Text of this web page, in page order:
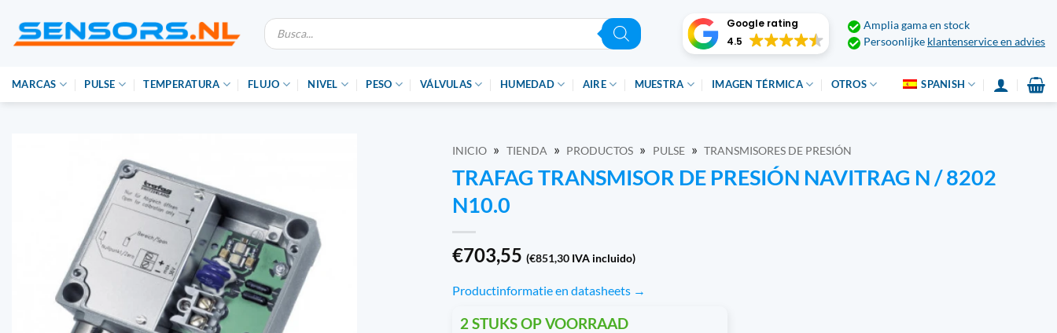
contenido
Búsqueda
productos
Google rating
4.5
Amplia gama en stock
Persoonlijke klantenservice en advies
MARCAS PULSE TEMPERATURA FLUJO NIVEL PESO VÁLVULAS HUMEDAD AIRE MUESTRA IMAGEN TÉRMICA OTROS SPANISH
INICIO » TIENDA » PRODUCTOS » PULSE » TRANSMISORES DE PRESIÓN
TRAFAG TRANSMISOR DE PRESIÓN NAVITRAG N / 8202
N10.0
€703,55 (€851,30 IVA incluido)
Productinformatie en datasheets →
2 STUKS OP VOORRAAD